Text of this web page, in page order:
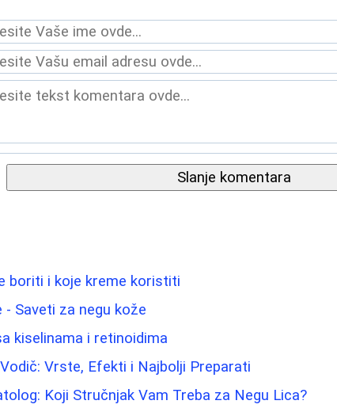
Slanje komentara
boriti i koje kreme koristiti
Saveti za negu kože
kiselinama i retinoidima
Vrste, Efekti i Najbolji Preparati
Koji Stručnjak Vam Treba za Negu Lica?